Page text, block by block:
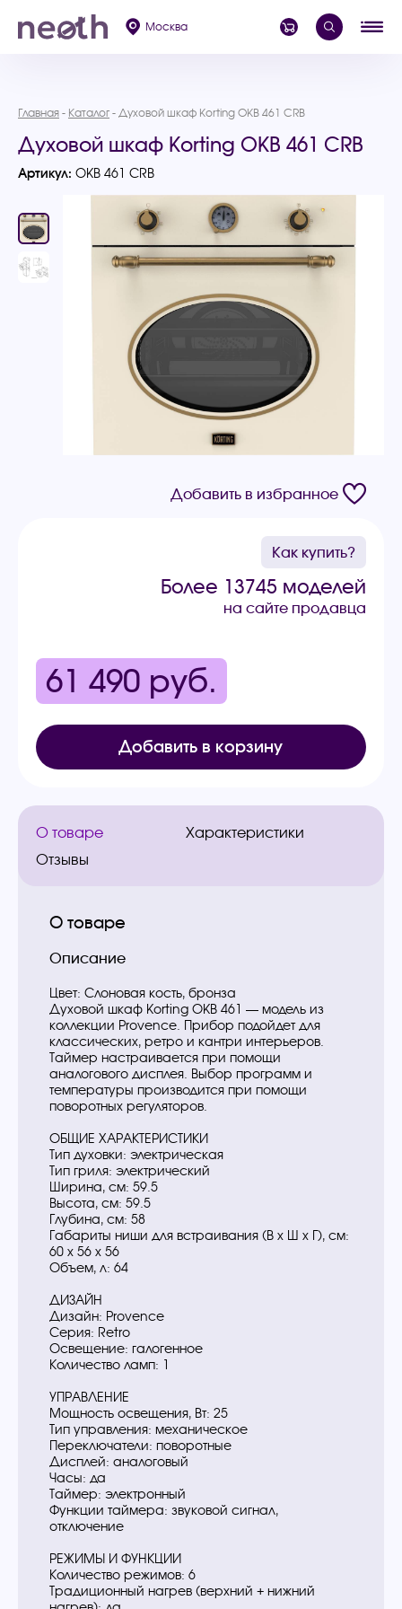
Москва
Главная Каталог Духовой шкаф Korting OKB 461 CRB
Духовой шкаф Korting OKB 461 CRB
Артикул: OKB 461 CRB
Добавить в избранное
Как купить?
Более 13745 моделей
на сайте продавца
61 490 руб.
Добавить в корзину
О товаре
Характеристики
Отзывы
О товаре
Описание
Цвет: Слоновая кость, бронза
Духовой шкаф Korting OKB 461 — модель из
коллекции Provence. Прибор подойдет для
классических, ретро и кантри интерьеров.
Таймер настраивается при помощи
аналогового дисплея. Выбор программ и
температуры производится при помощи
поворотных регуляторов.
ОБЩИЕ ХАРАКТЕРИСТИКИ
Тип духовки: электрическая
Тип гриля: электрический
Ширина, см: 59.5
Высота, см: 59.5
Глубина, см: 58
Габариты ниши для встраивания (В х Ш х Г), см:
60 х 56 х 56
Объем, л: 64
ДИЗАЙН
Дизайн: Provence
Серия: Retro
Освещение: галогенное
Количество ламп: 1
УПРАВЛЕНИЕ
Мощность освещения, Вт: 25
Тип управления: механическое
Переключатели: поворотные
Дисплей: аналоговый
Часы: да
Таймер: электронный
Функции таймера: звуковой сигнал,
отключение
РЕЖИМЫ И ФУНКЦИИ
Количество режимов: 6
Традиционный нагрев (верхний + нижний